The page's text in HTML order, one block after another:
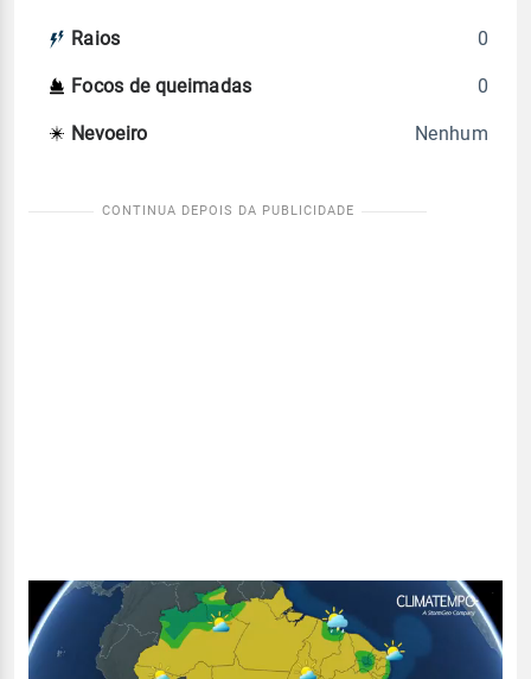
Raios 0
Focos de queimadas 0
Nevoeiro Nenhum